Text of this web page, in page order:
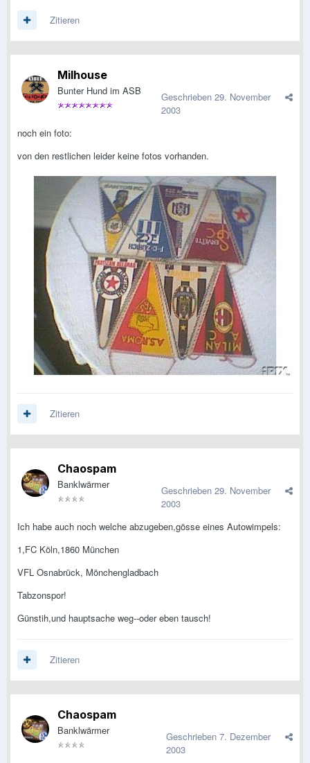
Zitieren
Milhouse
Bunter Hund im ASB Geschrieben 29. November
2003
noch ein foto:
von den restlichen leider keine fotos vorhanden.
Zitieren
Chaospam
Banklwärmer Geschrieben 29. November
2003
Ich habe auch noch welche abzugeben,gösse eines Autowimpels:
1,FC Köln,1860 München
VFL Osnabrück, Mönchengladbach
Tabzonspor!
Günstih,und hauptsache weg--oder eben tausch!
Zitieren
Chaospam
Banklwärmer Geschrieben 7. Dezember
2003